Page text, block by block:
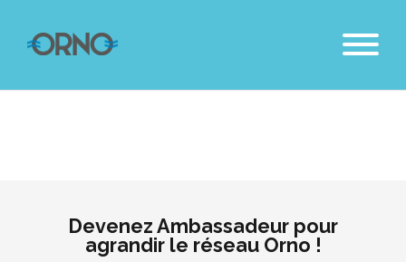
Devenez Ambassadeur pour
agrandir le réseau Orno !